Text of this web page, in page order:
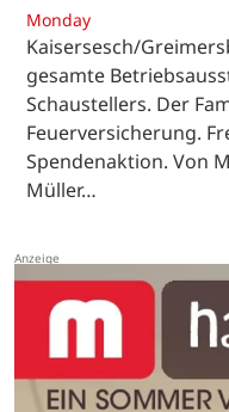
Monday
Kaisersesch/
gesamte
Schaustellers. Der
Feuerversicherung.
Spendenaktion. Von
Müller…